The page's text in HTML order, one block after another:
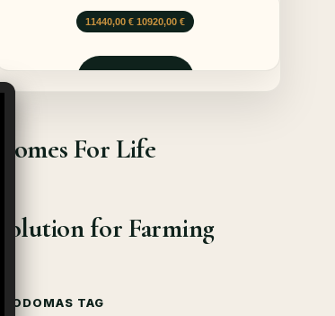
11440,00 € Le prix initial était : 11440,00 €.
10920,00 €Le prix actuel est : 10920,00 €.
Homes For Life
Solution for Farming
GEODOMAS TAG